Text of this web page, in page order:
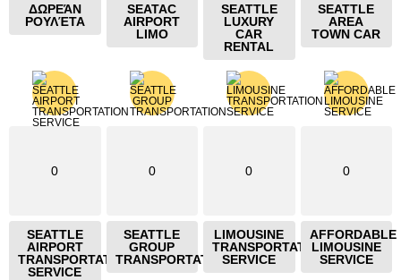
ΔΩΡΕΆΝ
ΡΟΥΛΈΤΑ
SEATAC
AIRPORT
LIMO
SEATTLE
LUXURY
CAR
RENTAL
SEATTLE
AREA
TOWN CAR
0
SEATTLE
AIRPORT
TRANSPORTATION
SERVICE
0
SEATTLE
GROUP
TRANSPORTATION
0
LIMOUSINE
TRANSPORTATION
SERVICE
0
AFFORDABLE
LIMOUSINE
SERVICE